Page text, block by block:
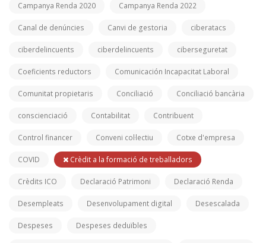
Campanya Renda 2020 Campanya Renda 2022
Canal de denúncies Canvi de gestoria ciberatacs
ciberdelincuents ciberdelincuents ciberseguretat
Coeficients reductors Comunicación Incapacitat Laboral
Comunitat propietaris Conciliació Conciliació bancària
conscienciació Contabilitat Contribuent
Control financer Conveni col·lectiu Cotxe d'empresa
COVID Crèdit a la formació de treballadors
Crèdits ICO Declaració Patrimoni Declaració Renda
Desempleats Desenvolupament digital Desescalada
Despeses Despeses deduïbles